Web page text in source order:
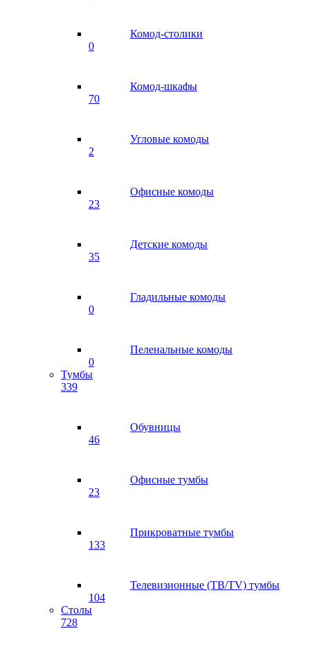
Комод-столики
0
Комод-шкафы
70
Угловые комоды
2
Офисные комоды
23
Детские комоды
35
Гладильные комоды
0
Пеленальные комоды
0
Тумбы
339
Обувницы
46
Офисные тумбы
23
Прикроватные тумбы
133
Телевизионные (ТВ/TV) тумбы
104
Столы
728